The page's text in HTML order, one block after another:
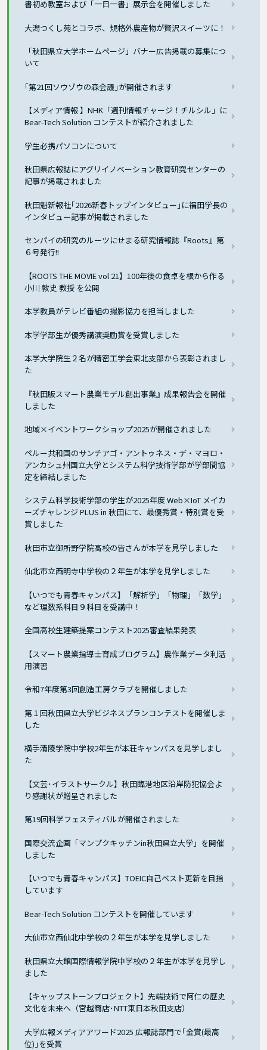
書初め教室および「一日一書」展示会を開催しました
大潟つくし苑とコラボ、規格外農産物が贅沢スイーツに！
「秋田県立大学ホームページ」バナー広告掲載の募集につ
いて
｢第21回ソウゾウの森会議｣が開催されます
【メディア情報 】NHK「週刊情報チャージ！チルシル」に
Bear-Tech Solution コンテストが紹介されました
学生必携パソコンについて
秋田県広報誌にアグリイノベーション教育研究センターの
記事が掲載されました
秋田魁新報社｢2026新春トップインタビュー｣に福田学長の
インタビュー記事が掲載されました
センパイの研究のルーツにせまる研究情報誌『Roots』第
６号発行!!
【ROOTS THE MOVIE vol 21】100年後の食卓を根から作る
小川 敦史 教授 を公開
本学教員がテレビ番組の撮影協力を担当しました
本学学部生が優秀講演奨励賞を受賞しました
本学大学院生２名が精密工学会東北支部から表彰されまし
た
『秋田版スマート農業モデル創出事業』成果報告会を開催
しました
地域×イベントワークショップ2025が開催されました
ペルー共和国のサンチアゴ・アントゥネス・デ・マヨロ・
アンカシュ州国立大学とシステム科学技術学部が学部間協
定を締結しました
システム科学技術学部の学生が2025年度 Web×IoT メイカ
ーズチャレンジ PLUS in 秋田にて、最優秀賞・特別賞を受
賞しました
秋田市立御所野学院高校の皆さんが本学を見学しました
仙北市立西明寺中学校の２年生が本学を見学しました
【いつでも青春キャンパス】「解析学」「物理」「数学」
など理数系科目９科目を受講中！
全国高校生建築提案コンテスト2025審査結果発表
【スマート農業指導士育成プログラム】農作業データ利活
用演習
令和7年度第3回創造工房クラブを開催しました
第１回秋田県立大学ビジネスプランコンテストを開催しま
した
横手清陵学院中学校2年生が本荘キャンパスを見学しまし
た
【文芸･イラストサークル】秋田臨港地区沿岸防犯協会よ
り感謝状が贈呈されました
第19回科学フェスティバルが開催されました
国際交流企画「マンプクキッチンin秋田県立大学」を開催
しました
【いつでも青春キャンパス】TOEIC自己ベスト更新を目指
しています
Bear-Tech Solution コンテストを開催しています
大仙市立西仙北中学校の２年生が本学を見学しました
秋田県立大館国際情報学院中学校の２年生が本学を見学し
ました
【キャップストーンプロジェクト】先端技術で阿仁の歴史
文化を未来へ（宮越商店･NTT東日本秋田支店）
大学広報メディアアワード2025 広報誌部門で｢金賞(最高
位)｣を受賞